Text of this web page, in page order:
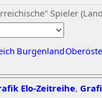
Spieler
Burgenland
Elo-Zeitreihe,